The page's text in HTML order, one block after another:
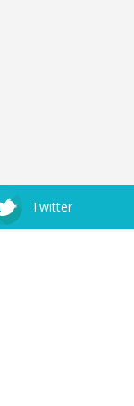
Twitter